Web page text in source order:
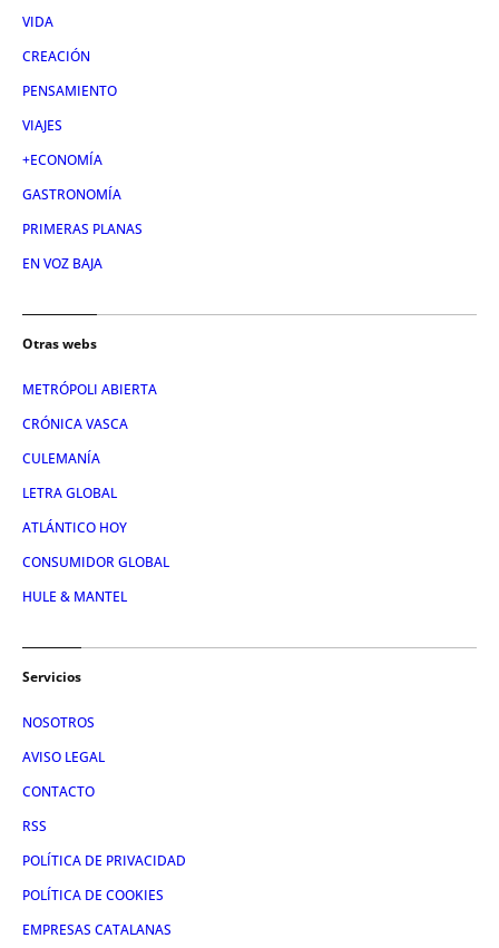
VIDA
CREACIÓN
PENSAMIENTO
VIAJES
+ECONOMÍA
GASTRONOMÍA
PRIMERAS PLANAS
EN VOZ BAJA
Otras webs
METRÓPOLI ABIERTA
CRÓNICA VASCA
CULEMANÍA
LETRA GLOBAL
ATLÁNTICO HOY
CONSUMIDOR GLOBAL
HULE & MANTEL
Servicios
NOSOTROS
AVISO LEGAL
CONTACTO
RSS
POLÍTICA DE PRIVACIDAD
POLÍTICA DE COOKIES
EMPRESAS CATALANAS